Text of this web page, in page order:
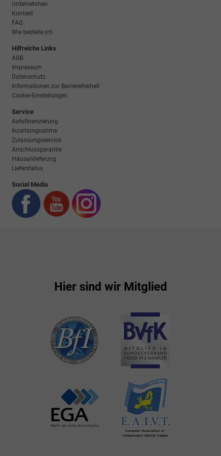
Unternehmen
Kontakt
FAQ
Wie bestelle ich
Hilfreiche Links
AGB
Impressum
Datenschutz
Informationen zur Barrierefreiheit
Cookie-Einstellungen
Service
Autofinanzierung
Inzahlungnahme
Zulassungsservice
Anschlussgarantie
Hausanlieferung
Lieferstatus
Social Media
Hier sind wir Mitglied